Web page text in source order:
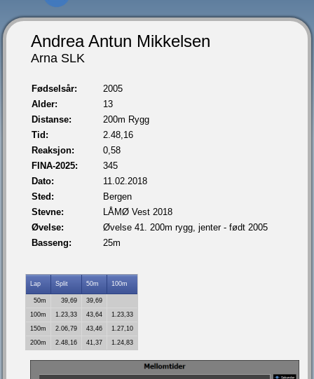
Andrea Antun Mikkelsen
Arna SLK
Fødselsår:
2005
Alder:
13
Distanse:
200m Rygg
Tid:
2.48,16
Reaksjon:
0,58
FINA-2025:
345
Dato:
11.02.2018
Sted:
Bergen
Stevne:
LÅMØ Vest 2018
Øvelse:
Øvelse 41. 200m rygg, jenter - født 2005
Basseng:
25m
Lap Split 50m 100m
50m 39,69
39,69
100m
1.23,33 43,64
1.23,33
150m
2.06,79 43,46
1.27,10
200m
2.48,16 41,37 1.24,83